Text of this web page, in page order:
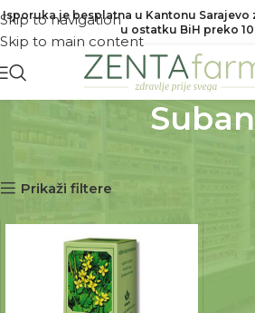
Skip to navigation
Skip to main content
Isporuka je besplatna u Kantonu Sarajevo
u ostatku BiH preko
Suban
Prikaži filtere